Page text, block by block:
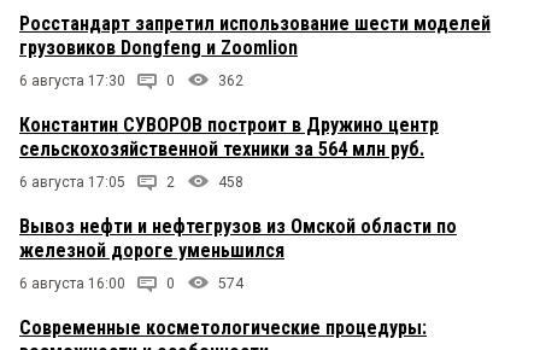
Росстандарт запретил использование шести моделей
грузовиков Dongfeng и Zoomlion
6 августа 17:30 0 362
Константин СУВОРОВ построит в Дружино центр
сельскохозяйственной техники за 564 млн руб.
6 августа 17:05 2 458
Вывоз нефти и нефтегрузов из Омской области по
железной дороге уменьшился
6 августа 16:00 0 574
Современные косметологические процедуры: